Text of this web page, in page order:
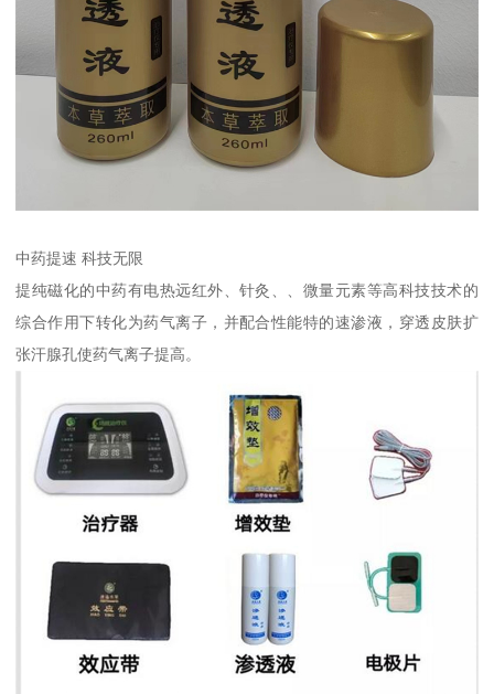
中药提速 科技无限
提纯磁化的中药有电热远红外、针灸、、微量元素等高科技技术的
综合作用下转化为药气离子，并配合性能特的速渗液，穿透皮肤扩
张汗腺孔使药气离子提高。